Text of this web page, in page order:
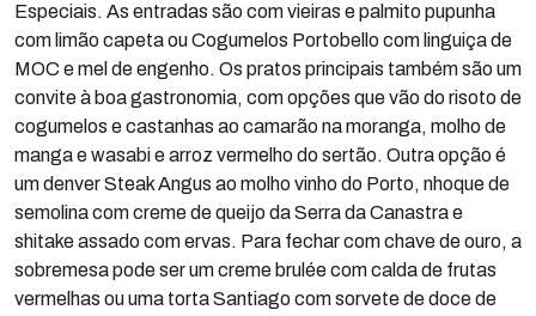
Especiais. As entradas são com vieiras e palmito pupunha
com limão capeta ou Cogumelos Portobello com linguiça de
MOC e mel de engenho. Os pratos principais também são um
convite à boa gastronomia, com opções que vão do risoto de
cogumelos e castanhas ao camarão na moranga, molho de
manga e wasabi e arroz vermelho do sertão. Outra opção é
um denver Steak Angus ao molho vinho do Porto, nhoque de
semolina com creme de queijo da Serra da Canastra e
shitake assado com ervas. Para fechar com chave de ouro, a
sobremesa pode ser um creme brulée com calda de frutas
vermelhas ou uma torta Santiago com sorvete de doce de